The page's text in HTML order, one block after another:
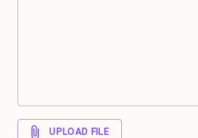
UPLOAD FILE